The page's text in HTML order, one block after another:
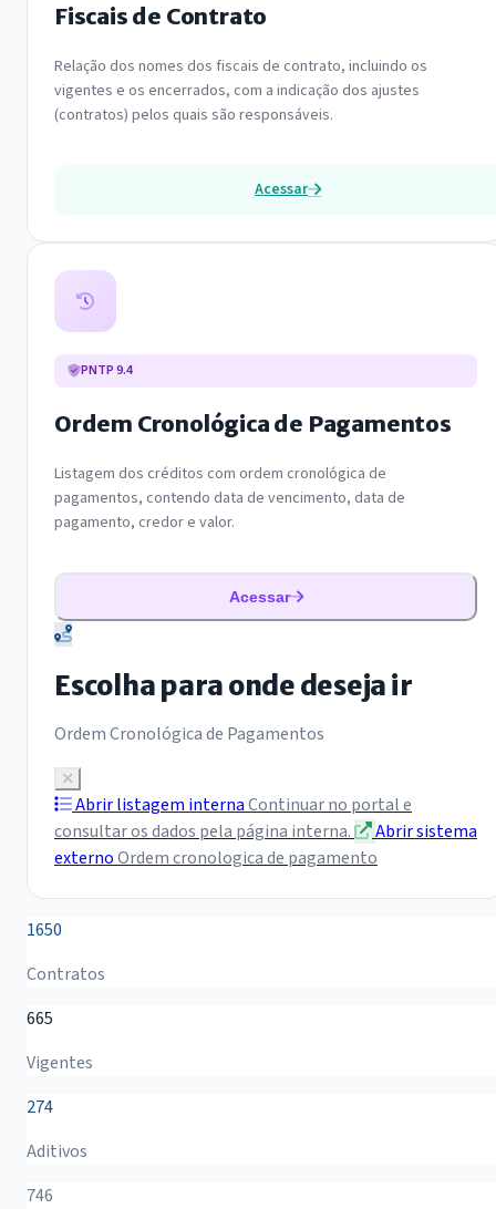
Fiscais de Contrato
Relação dos nomes dos fiscais de contrato, incluindo os
vigentes e os encerrados, com a indicação dos ajustes
(contratos) pelos quais são responsáveis.
Acessar
PNTP 9.4
Ordem Cronológica de Pagamentos
Listagem dos créditos com ordem cronológica de
pagamentos, contendo data de vencimento, data de
pagamento, credor e valor.
Acessar
Escolha para onde deseja ir
Ordem Cronológica de Pagamentos
Abrir listagem internaContinuar no portal e
consultar os dados pela página interna.
Abrir sistema
externoOrdem cronologica de pagamento
1650
Contratos
665
Vigentes
274
Aditivos
746